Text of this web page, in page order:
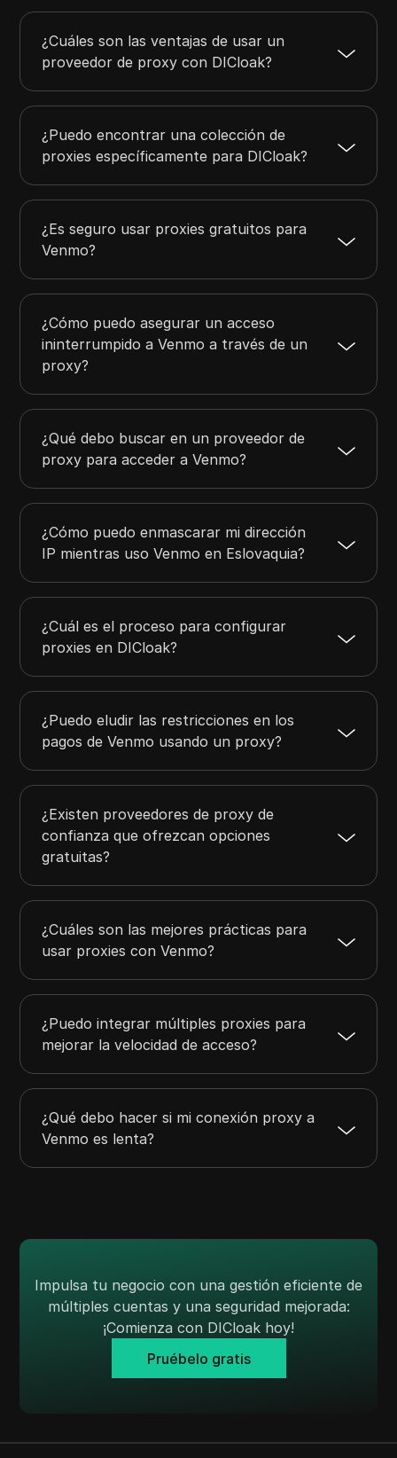
¿Cuáles son las ventajas de usar un
proveedor de proxy con DICloak?
¿Puedo encontrar una colección de
proxies específicamente para DICloak?
¿Es seguro usar proxies gratuitos para
Venmo?
¿Cómo puedo asegurar un acceso
ininterrumpido a Venmo a través de un
proxy?
¿Qué debo buscar en un proveedor de
proxy para acceder a Venmo?
¿Cómo puedo enmascarar mi dirección
IP mientras uso Venmo en Eslovaquia?
¿Cuál es el proceso para configurar
proxies en DICloak?
¿Puedo eludir las restricciones en los
pagos de Venmo usando un proxy?
¿Existen proveedores de proxy de
confianza que ofrezcan opciones
gratuitas?
¿Cuáles son las mejores prácticas para
usar proxies con Venmo?
¿Puedo integrar múltiples proxies para
mejorar la velocidad de acceso?
¿Qué debo hacer si mi conexión proxy a
Venmo es lenta?
Impulsa tu negocio con una gestión eficiente de
múltiples cuentas y una seguridad mejorada:
¡Comienza con DICloak hoy!
Pruébelo gratis